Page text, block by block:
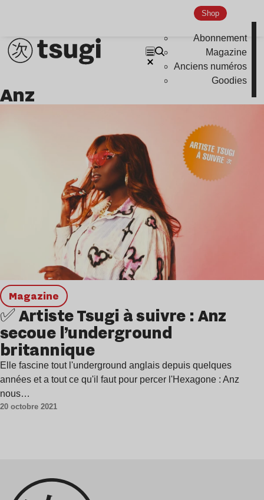
Shop
Abonnement
Magazine
Anciens numéros
Goodies
Anz
magazine
✅ Artiste Tsugi à suivre : Anz
secoue l’underground
britannique
Elle fascine tout l'underground anglais depuis quelques
années et a tout ce qu'il faut pour percer l'Hexagone : Anz
nous…
20 octobre 2021